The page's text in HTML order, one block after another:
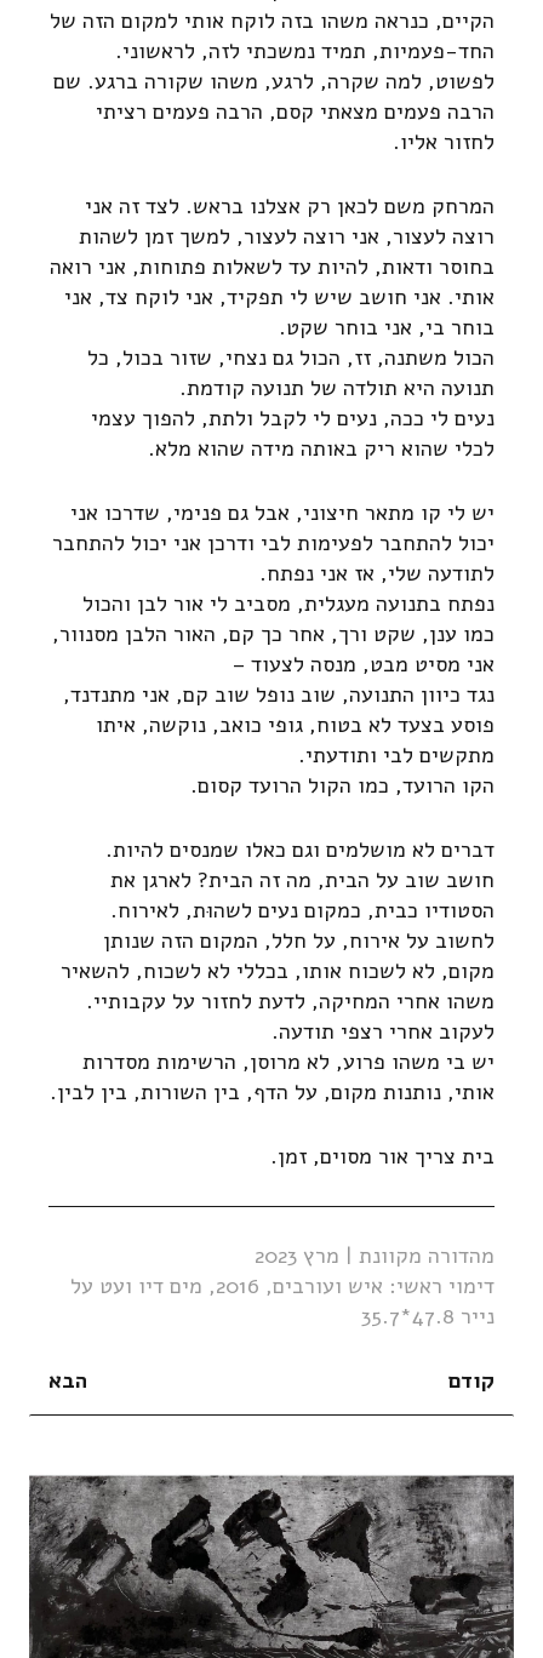
הקיים, כנראה משהו בזה לוקח אותי למקום הזה של
החד-פעמיות, תמיד נמשכתי לזה, לראשוני.
לפשוט, למה שקרה, לרגע, משהו שקורה ברגע. שם
הרבה פעמים מצאתי קסם, הרבה פעמים רציתי
לחזור אליו.
המרחק משם לכאן רק אצלנו בראש. לצד זה אני
רוצה לעצור, אני רוצה לעצור, למשך זמן לשהות
בחוסר ודאות, להיות עד לשאלות פתוחות, אני רואה
אותי. אני חושב שיש לי תפקיד, אני לוקח צד, אני
בוחר בי, אני בוחר שקט.
הכול משתנה, זז, הכול גם נצחי, שזור בכול, כל
תנועה היא תולדה של תנועה קודמת.
נעים לי ככה, נעים לי לקבל ולתת, להפוך עצמי
לכלי שהוא ריק באותה מידה שהוא מלא.
יש לי קו מתאר חיצוני, אבל גם פנימי, שדרכו אני
יכול להתחבר לפעימות לבי ודרכן אני יכול להתחבר
לתודעה שלי, אז אני נפתח.
נפתח בתנועה מעגלית, מסביב לי אור לבן והכול
כמו ענן, שקט ורך, אחר כך קם, האור הלבן מסנוור,
אני מסיט מבט, מנסה לצעוד –
נגד כיוון התנועה, שוב נופל שוב קם, אני מתנדנד,
פוסע בצעד לא בטוח, גופי כואב, נוקשה, איתו
מתקשים לבי ותודעתי.
הקו הרועד, כמו הקול הרועד קסום.
דברים לא מושלמים וגם כאלו שמנסים להיות.
חושב שוב על הבית, מה זה הבית? לארגן את
הסטודיו כבית, כמקום נעים לשהוּת, לאירוח.
לחשוב על אירוח, על חלל, המקום הזה שנותן
מקום, לא לשכוח אותו, בכללי לא לשכוח, להשאיר
משהו אחרי המחיקה, לדעת לחזור על עקבותיי.
לעקוב אחרי רצפי תודעה.
יש בי משהו פרוע, לא מרוסן, הרשימות מסדרות
אותי, נותנות מקום, על הדף, בין השורות, בין לבין.
בית צריך אור מסוים, זמן.
מהדורה מקוונת | מרץ 2023
דימוי ראשי: איש ועורבים, 2016, מים דיו ועט על
נייר 47.8*35.7
קודם הבא